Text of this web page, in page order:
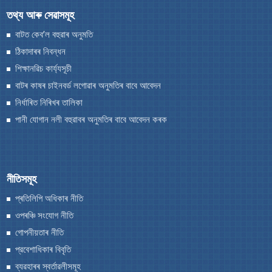
পানী যোগান নলী বহুৱাবৰ অনুমতিৰ বাবে আবেদন কৰক
আঁচনি আৰু প্রকল্পসমূহ
মুখ্যমন্ত্ৰীৰ বিশেষ পেকেজ
চিআৰএফ
মুখ্যমন্ত্ৰীৰ পকী পথ নিৰ্মাণ আঁচনি (MPNA)
উত্তৰ-পূৱ পৰিষদৰ কাৰ্য্যাৱলী
2019
2017 (7)
তথ্য আৰু সেৱাসমূহ
বাটত কেব’ল বহুৱাৰ অনুমতি
ঠিকাদাৰৰ নিবন্ধন
শিক্ষানৱিচ কাৰ্য্যসূচী
বাটৰ কাষৰ চাইনবৰ্ড লগোৱাৰ অনুমতিৰ বাবে আবেদন
নিৰ্ধাৰিত নিৰিখৰ তালিকা
পানী যোগান নলী বহুৱাবৰ অনুমতিৰ বাবে আবেদন কৰক
নীতিসমূহ
প্ৰতিলিপি অধিকাৰ নীতি
ওপৰঞ্চি সংযোগ নীতি
গোপনীয়তাৰ নীতি
প্রবেশাধিকাৰ বিবৃতি
ব্যৱহাৰৰ স্বর্তাৱলীসমূহ